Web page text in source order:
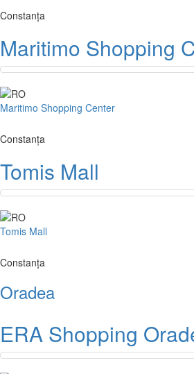
Constanța
Maritimo Shopping
Maritimo Shopping Center
Constanța
Tomis Mall
Tomis Mall
Constanța
Oradea
ERA Shopping